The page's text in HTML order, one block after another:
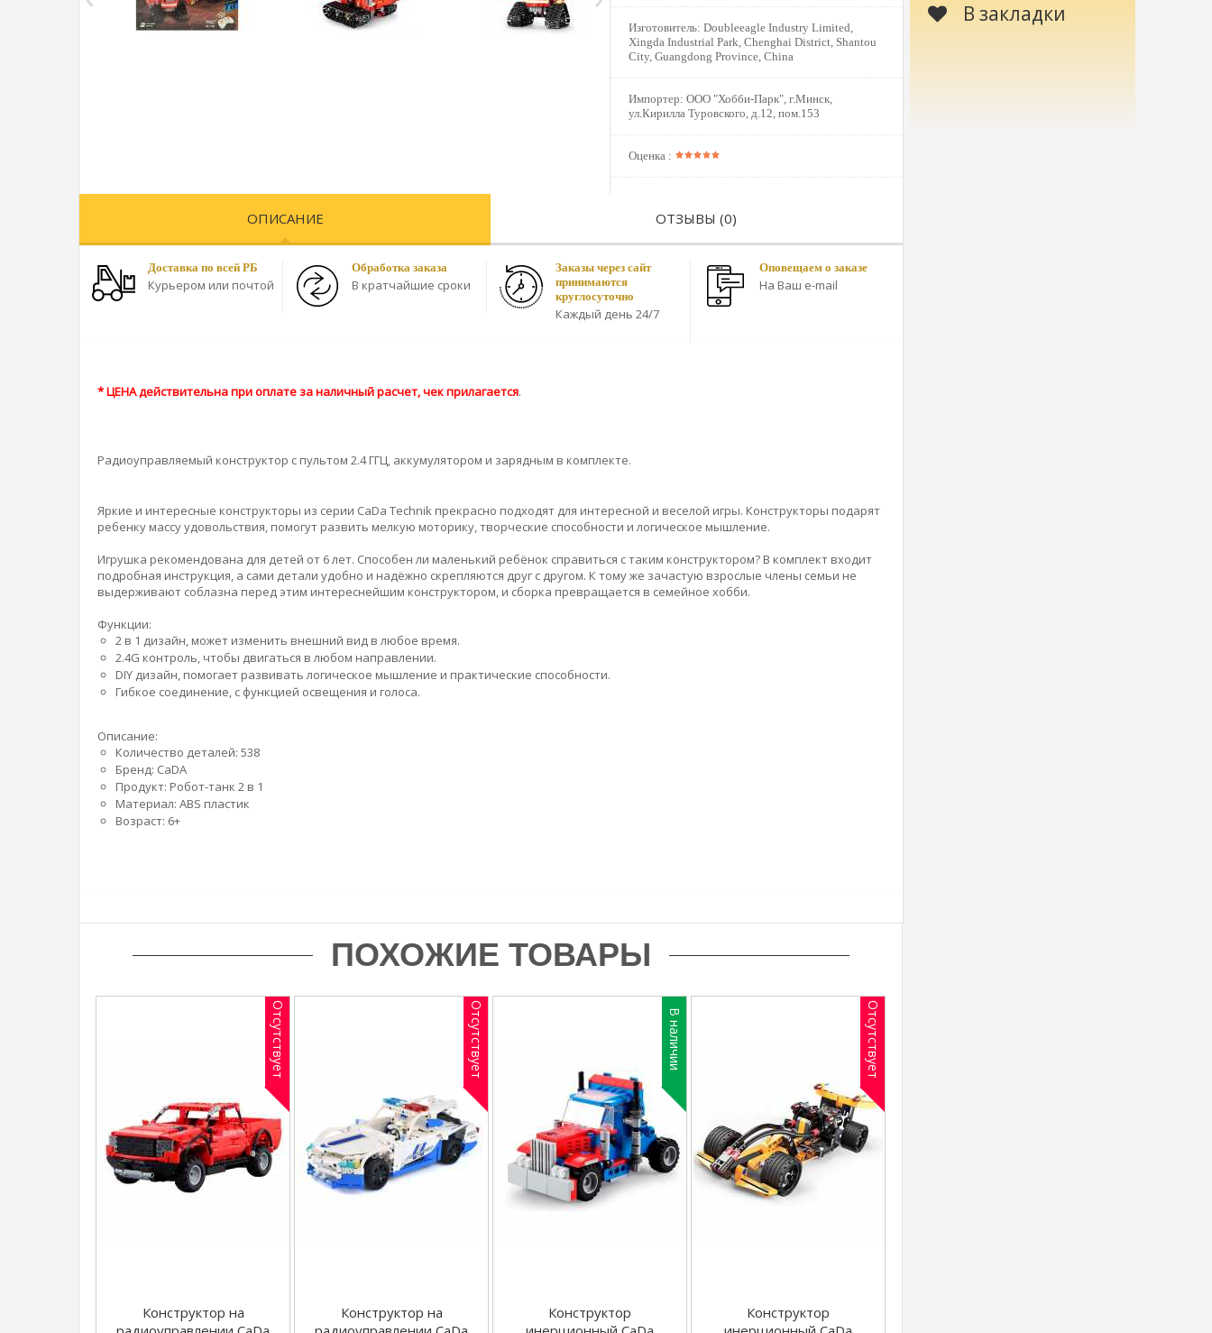
Изготовитель: Doubleeagle Industry Limited,
Xingda Industrial Park, Chenghai District, Shantou
City, Guangdong Province, China
Импортер: ООО "Хобби-Парк", г.Минск,
ул.Кирилла Туровского, д.12, пом.153
Оценка :
ОПИСАНИЕ ОТЗЫВЫ (0)
Доставка по всей РБ
Курьером или почтой
Обработка заказа
В кратчайшие сроки
Заказы через сайт
принимаются
круглосуточно
Каждый день 24/7
Оповещаем о заказе
На Ваш e-mail
* ЦЕНА действительна при оплате за наличный расчет, чек прилагается.
Радиоуправляемый конструктор с пультом 2.4 ГГЦ, аккумулятором и зарядным в комплекте.
Яркие и интересные конструкторы из серии CaDa Technik прекрасно подходят для интересной и веселой игры. Конструкторы подарят
ребенку массу удовольствия, помогут развить мелкую моторику, творческие способности и логическое мышление.
Игрушка рекомендована для детей от 6 лет. Способен ли маленький ребёнок справиться с таким конструктором? В комплект входит
подробная инструкция, а сами детали удобно и надёжно скрепляются друг с другом. К тому же зачастую взрослые члены семьи не
выдерживают соблазна перед этим интереснейшим конструктором, и сборка превращается в семейное хобби.
Функции:
2 в 1 дизайн, может изменить внешний вид в любое время.
2.4G контроль, чтобы двигаться в любом направлении.
DIY дизайн, помогает развивать логическое мышление и практические способности.
Гибкое соединение, с функцией освещения и голоса.
Описание:
Количество деталей: 538
Бренд: CaDA
Продукт: Робот-танк 2 в 1
Материал: ABS пластик
Возраст: 6+
В закладки
ПОХОЖИЕ ТОВАРЫ
Отсутствует
Конструктор на
Отсутствует
Конструктор на
В наличии
Конструктор
Отсутствует
Конструктор